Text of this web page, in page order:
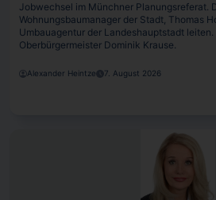
Jobwechsel im Münchner Planungsreferat.
Wohnungsbaumanager der Stadt, Thomas
Umbauagentur der Landeshauptstadt
Oberbürgermeister Dominik Krause.
Alexander Heintze 7. August 2026